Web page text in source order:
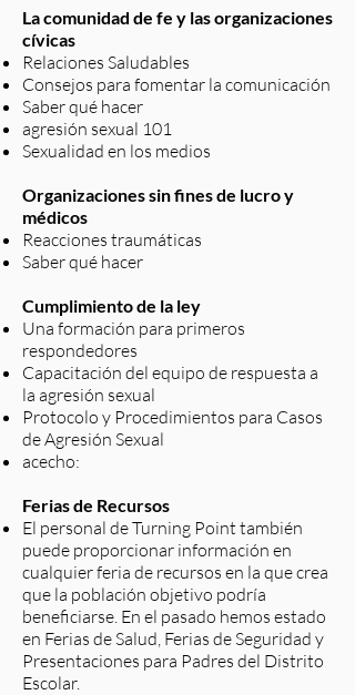
La comunidad de fe y las organizaciones
cívicas
Relaciones Saludables
Consejos para fomentar la comunicación
Saber qué hacer
agresión sexual 101
Sexualidad en los medios
Organizaciones sin fines de lucro y
médicos
Reacciones traumáticas
Saber qué hacer
Cumplimiento de la ley
Una formación para primeros
respondedores
Capacitación del equipo de respuesta a
la agresión sexual
Protocolo y Procedimientos para Casos
de Agresión Sexual
acecho:
Ferias de Recursos
El personal de Turning Point también
puede proporcionar información en
cualquier feria de recursos en la que crea
que la población objetivo podría
beneficiarse. En el pasado hemos estado
en Ferias de Salud, Ferias de Seguridad y
Presentaciones para Padres del Distrito
Escolar.